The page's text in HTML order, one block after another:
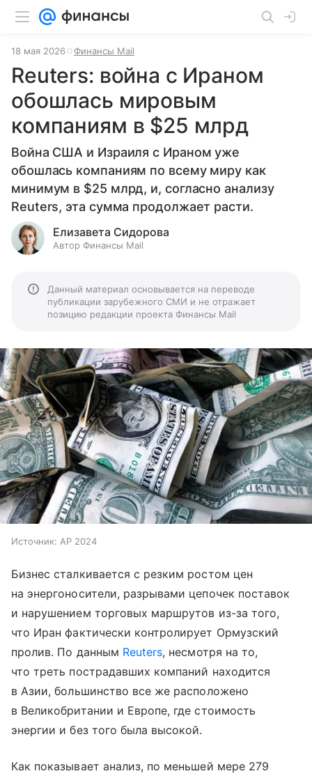
18 мая 2026 Финансы Mail
Reuters: война с Ираном
обошлась мировым
компаниям в $25 млрд
Война США и Израиля с Ираном уже
обошлась компаниям по всему миру как
минимум в $25 млрд, и, согласно анализу
Reuters, эта сумма продолжает расти.
Елизавета Сидорова
Автор Финансы Mail
Данный материал основывается на переводе
публикации зарубежного СМИ и не отражает
позицию редакции проекта Финансы Mail
Источник: AP 2024
Бизнес сталкивается с резким ростом цен
на энергоносители, разрывами цепочек поставок
и нарушением торговых маршрутов из-за того,
что Иран фактически контролирует Ормузский
пролив. По данным Reuters, несмотря на то,
что треть пострадавших компаний находится
в Азии, большинство все же расположено
в Великобритании и Европе, где стоимость
энергии и без того была высокой.
Как показывает анализ, по меньшей мере 279